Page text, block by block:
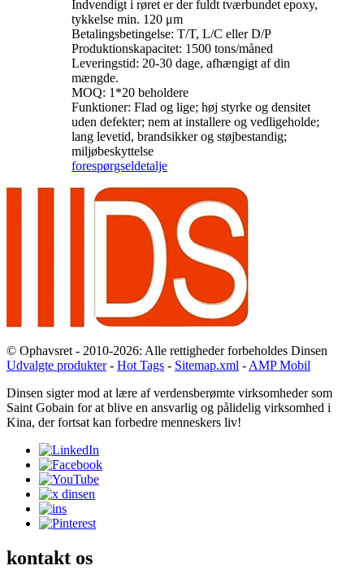
Indvendigt i røret er der fuldt tværbundet epoxy,
tykkelse min. 120 μm
Betalingsbetingelse: T/T, L/C eller D/P
Produktionskapacitet: 1500 tons/måned
Leveringstid: 20-30 dage, afhængigt af din
mængde.
MOQ: 1*20 beholdere
Funktioner: Flad og lige; høj styrke og densitet
uden defekter; nem at installere og vedligeholde;
lang levetid, brandsikker og støjbestandig;
miljøbeskyttelse
forespørgseldetalje
© Ophavsret - 2010-2026: Alle rettigheder forbeholdes Dinsen
Udvalgte produkter- Hot Tags - Sitemap.xml - AMP Mobil
Dinsen sigter mod at lære af verdensberømte virksomheder som
Saint Gobain for at blive en ansvarlig og pålidelig virksomhed i
Kina, der fortsat kan forbedre menneskers liv!
kontakt os